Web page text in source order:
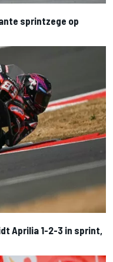
sprintzege op
Aprilia 1-2-3 in sprint,